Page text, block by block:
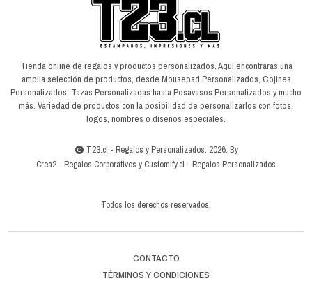
Tienda online de regalos y productos personalizados. Aquí encontrarás una
amplia selección de productos, desde Mousepad Personalizados, Cojines
Personalizados, Tazas Personalizadas hasta Posavasos Personalizados y mucho
más. Variedad de productos con la posibilidad de personalizarlos con fotos,
logos, nombres o diseños especiales.
T23.cl - Regalos y Personalizados. 2026. By
Crea2 - Regalos Corporativos y Customify.cl - Regalos Personalizados
Todos los derechos reservados.
CONTACTO
TÉRMINOS Y CONDICIONES